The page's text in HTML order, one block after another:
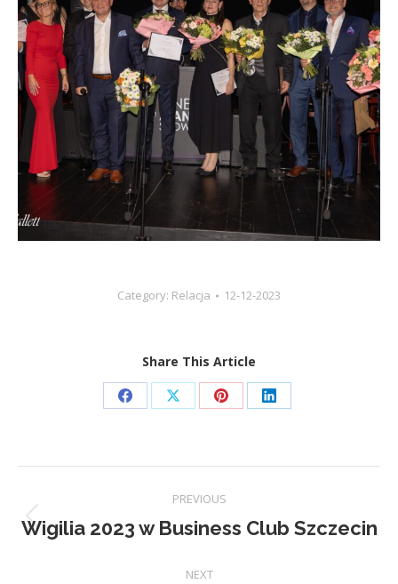
Category: Relacja 12-12-2023
Share This Article
Share
Facebook
Share
X
Share
Pinterest
Share
LinkedIn
navigation
PREVIOUS
Previous
Wigilia 2023 w Business Club Szczecin
NEXT